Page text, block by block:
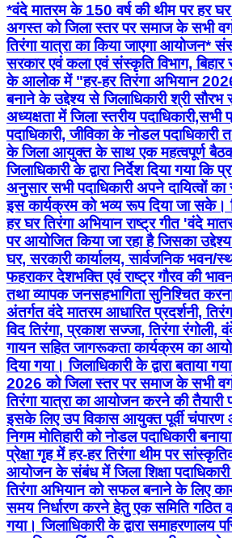
*वंदे मातरम के 150 वर्ष की थीम पर हर
अगस्त को जिला स्तर पर समाज के सभी
तिरंगा यात्रा का किया जाएगा आयोजन*
सरकार एवं कला एवं संस्कृति विभाग, बिहार
के आलोक में "हर-हर तिरंगा अभियान
बनाने के उद्देश्य से जिलाधिकारी श्री
अध्यक्षता में जिला स्तरीय
पदाधिकारी, जीविका के नोडल
के जिला आयुक्त के साथ एक महत्वपूर्ण
जिलाधिकारी के द्वारा निर्देश दिया गया कि
अनुसार सभी पदाधिकारी अपने दायित्वों
इस कार्यक्रम को भव्य रूप दिया जा सके।
हर घर तिरंगा अभियान राष्ट्र गीत 'वंदे
पर आयोजित किया जा रहा है जिसका
घर, सरकारी कार्यालय, सार्वजनिक भवन/
फहराकर देशभक्ति एवं राष्ट्र गौरव की
तथा व्यापक जनसहभागिता सुनिश्चित
अंतर्गत वंदे मातरम आधारित प्रदर्शनी,
विद तिरंगा, प्रकाश सज्जा, तिरंगा रंगोली,
गायन सहित जागरूकता कार्यक्रम का
दिया गया। जिलाधिकारी के द्वारा बताया
2026 को जिला स्तर पर समाज के सभी
तिरंगा यात्रा का आयोजन करने की तैयारी
इसके लिए उप विकास आयुक्त पूर्वी
निगम मोतिहारी को नोडल पदाधिकारी
प्रेक्षा गृह में हर-हर तिरंगा थीम पर
आयोजन के संबंध में जिला शिक्षा पदाधिकारी
तिरंगा अभियान को सफल बनाने के लिए
समय निर्धारण करने हेतु एक समिति गठित
गया। जिलाधिकारी के द्वारा समाहरणालय